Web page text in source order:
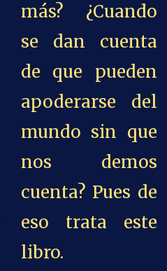
más? ¿Cuando
se dan cuenta
de que pueden
apoderarse del
mundo sin que
nos demos
cuenta? Pues de
eso trata este
libro.